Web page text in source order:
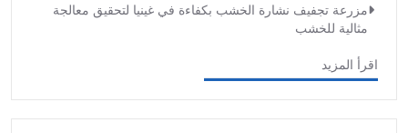
مزرعة تجفيف نشارة الخشب بكفاءة في غينيا لتحقيق معالجة
مثالية للخشب
اقرأ المزيد